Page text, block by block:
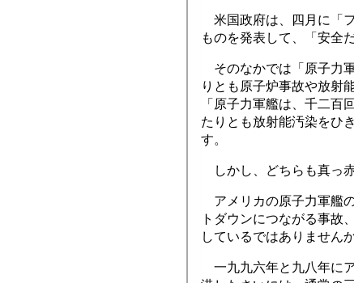
米国政府は、四月に「
ものを発表して、「安全
そのなかでは「原子力
りとも原子炉事故や放射
「原子力軍艦は、千二百
たりとも放射能汚染をひ
す。
しかし、どちらも真っ
アメリカの原子力軍艦
トダウンにつながる事故
しているではありませんか
一九九六年と九八年に